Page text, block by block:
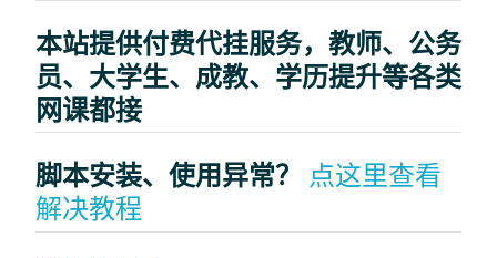
本站提供付费代挂服务，教师、公务
员、大学生、成教、学历提升等各类
网课都接
脚本安装、使用异常？ 点这里查看
解决教程